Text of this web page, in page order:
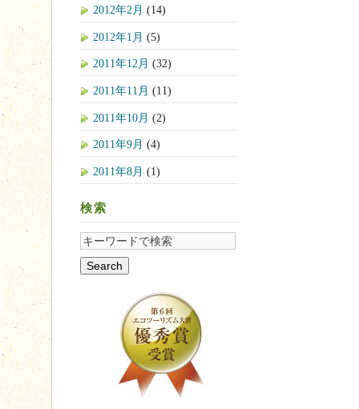
2012年2月 (14)
2012年1月 (5)
2011年12月 (32)
2011年11月 (11)
2011年10月 (2)
2011年9月 (4)
2011年8月 (1)
検索